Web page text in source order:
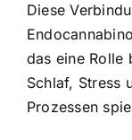
Diese
das eine Rolle
Schlaf, Stress
Prozessen